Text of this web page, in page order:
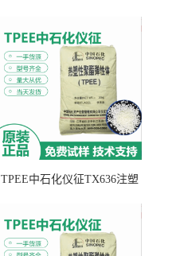
TPEE中石化仪征TX636注塑